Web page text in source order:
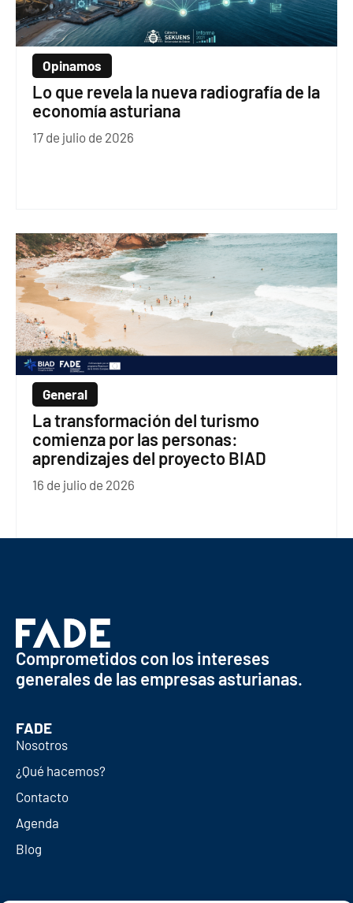
Opinamos
Lo que revela la nueva radiografía de la
economía asturiana
17 de julio de 2026
General
La transformación del turismo
comienza por las personas:
aprendizajes del proyecto BIAD
16 de julio de 2026
Comprometidos con los intereses
generales de las empresas asturianas.
FADE
Nosotros
¿Qué hacemos?
Contacto
Agenda
Blog